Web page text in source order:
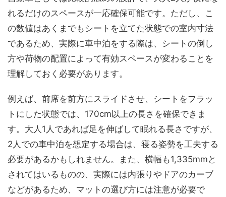
れるだけのスペースが一応確保可能です。ただし、こ
の数値はあくまでもシートを立てた状態での室内寸法
であるため、実際に車中泊をする際は、シートの倒し
方や荷物の配置によって有効スペースが変わることを
理解しておく必要があります。
例えば、前席を前方にスライドさせ、シートをフラッ
トにした状態では、170cm以上の長さを確保できま
す。大人1人であれば足を伸ばして眠れる長さですが、
2人での車中泊を想定する場合は、寝る姿勢を工夫する
必要があるかもしれません。また、横幅も1,335mmと
されてはいるものの、実際には内張りやドアのカーブ
などがあるため、マットの選び方には注意が必要で